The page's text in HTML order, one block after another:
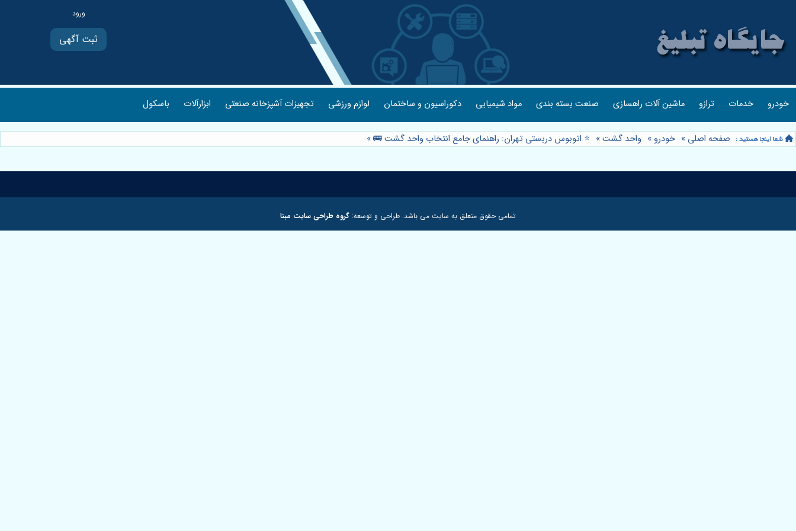
ثبت آگهی
خودرو خدمات ترازو ماشین آلات راهسازی صنعت بسته بندی مواد شیمیایی دکوراسیون و ساختمان لوازم ورزشی تجهیزات آشپزخانه صنعتی ابزارآلات باسکول
صفحه اصلی » خودرو » واحد گشت» ⭐️ اتوبوس دربستی تهران: راهنمای جامع انتخاب واحد گشت 🚌»
تمامی حقوق متعلق به سایت می باشد. طراحی و توسعه: گروه طراحی سایت مبنا